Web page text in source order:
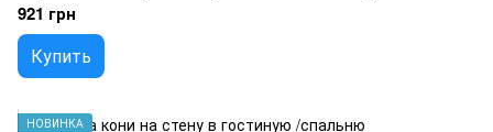
921 грн
Купить
НОВИНКА